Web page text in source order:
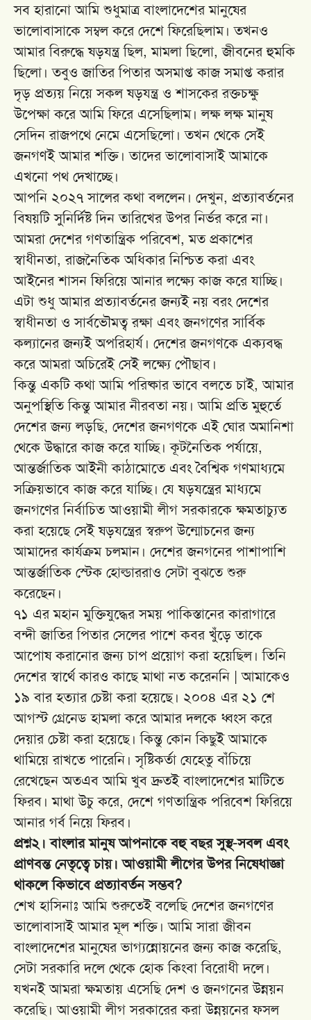
সব হারানো আমি শুধুমাত্র বাংলাদেশের মানুষের
ভালোবাসাকে সম্বল করে দেশে ফিরেছিলাম। তখনও
আমার বিরুদ্ধে ষড়যন্ত্র ছিল, মামলা ছিলো, জীবনের হুমকি
ছিলো। তবুও জাতির পিতার অসমাপ্ত কাজ সমাপ্ত করার
দৃড় প্রত্যয় নিয়ে সকল ষড়যন্ত্র ও শাসকের রক্তচক্ষু
উপেক্ষা করে আমি ফিরে এসেছিলাম। লক্ষ লক্ষ মানুষ
সেদিন রাজপথে নেমে এসেছিলো। তখন থেকে সেই
জনগণই আমার শক্তি। তাদের ভালোবাসাই আমাকে
এখনো পথ দেখাচ্ছে।
আপনি ২০২৭ সালের কথা বললেন। দেখুন, প্রত্যাবর্তনের
বিষয়টি সুনির্দিষ্ট দিন তারিখের উপর নির্ভর করে না।
আমরা দেশের গণতান্ত্রিক পরিবেশ, মত প্রকাশের
স্বাধীনতা, রাজনৈতিক অধিকার নিশ্চিত করা এবং
আইনের শাসন ফিরিয়ে আনার লক্ষ্যে কাজ করে যাচ্ছি।
এটা শুধু আমার প্রত্যাবর্তনের জন্যই নয় বরং দেশের
স্বাধীনতা ও সার্বভৌমত্ব রক্ষা এবং জনগণের সার্বিক
কল্যানের জন্যই অপরিহার্য। দেশের জনগণকে এক্যবদ্ধ
করে আমরা অচিরেই সেই লক্ষ্যে পৌছাব।
কিন্তু একটি কথা আমি পরিষ্কার ভাবে বলতে চাই, আমার
অনুপস্থিতি কিন্তু আমার নীরবতা নয়। আমি প্রতি মুহুর্তে
দেশের জন্য লড়ছি, দেশের জনগণকে এই ঘোর অমানিশা
থেকে উদ্ধারে কাজ করে যাচ্ছি। কূটনৈতিক পর্যায়ে,
আন্তর্জাতিক আইনী কাঠামোতে এবং বৈশ্বিক গণমাধ্যমে
সক্রিয়ভাবে কাজ করে যাচ্ছি। যে ষড়যন্ত্রের মাধ্যমে
জনগণের নির্বাচিত আওয়ামী লীগ সরকারকে ক্ষমতাচ্যুত
করা হয়েছে সেই ষড়যন্ত্রের স্বরুপ উন্মোচনের জন্য
আমাদের কার্যক্রম চলমান। দেশের জনগনের পাশাপাশি
আন্তর্জাতিক স্টেক হোল্ডাররাও সেটা বুঝতে শুরু
করেছেন।
৭১ এর মহান মুক্তিযুদ্ধের সময় পাকিস্তানের কারাগারে
বন্দী জাতির পিতার সেলের পাশে কবর খুঁড়ে তাকে
আপোষ করানোর জন্য চাপ প্রয়োগ করা হয়েছিল। তিনি
দেশের স্বার্থে কারও কাছে মাথা নত করেননি | আমাকেও
১৯ বার হত্যার চেষ্টা করা হয়েছে। ২০০৪ এর ২১ শে
আগস্ট গ্রেনেড হামলা করে আমার দলকে ধ্বংস করে
দেয়ার চেষ্টা করা হয়েছে। কিন্তু কোন কিছুই আমাকে
থামিয়ে রাখতে পারেনি। সৃষ্টিকর্তা যেহেতু বাঁচিয়ে
রেখেছেন অতএব আমি খুব দ্রুতই বাংলাদেশের মাটিতে
ফিরব। মাথা উচু করে, দেশে গণতান্ত্রিক পরিবেশ ফিরিয়ে
আনার গর্ব নিয়ে ফিরব।
প্রশ্ন২। বাংলার মানুষ আপনাকে বহু বছর সুস্থ-সবল এবং
প্রাণবন্ত নেতৃত্বে চায়। আওয়ামী লীগের উপর নিষেধাজ্ঞা
থাকলে কিভাবে প্রত্যাবর্তন সম্ভব?
শেখ হাসিনাঃ আমি শুরুতেই বলেছি দেশের জনগণের
ভালোবাসাই আমার মূল শক্তি। আমি সারা জীবন
বাংলাদেশের মানুষের ভাগ্যন্নোয়নের জন্য কাজ করেছি,
সেটা সরকারি দলে থেকে হোক কিংবা বিরোধী দলে।
যখনই আমরা ক্ষমতায় এসেছি দেশ ও জনগনের উন্নয়ন
করেছি। আওয়ামী লীগ সরকারের করা উন্নয়নের ফসল